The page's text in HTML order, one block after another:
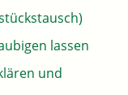
lassen
und